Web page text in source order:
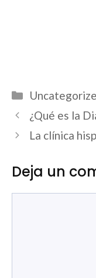
Categorías
Navegación
de
¿Qué es la
La clínica
Deja un